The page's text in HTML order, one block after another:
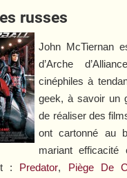
russes
John McTiernan
d’Arche
cinéphiles à
geek, à savoir un
de réaliser des
ont cartonné au
mariant efficacité
: Predator, Piège De